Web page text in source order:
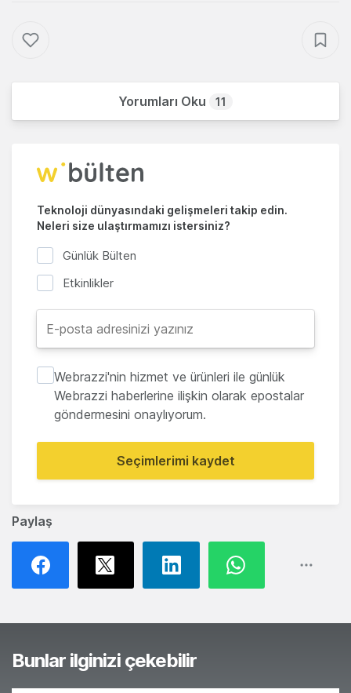
Paylaş
Yorumları Oku 11
Teknoloji dünyasındaki gelişmeleri takip edin.
Neleri size ulaştırmamızı istersiniz?
Günlük Bülten
Etkinlikler
Webrazzi'nin hizmet ve ürünleri ile günlük
Webrazzi haberlerine ilişkin olarak epostalar
göndermesini onaylıyorum.
Seçimlerimi kaydet
Bunlar ilginizi çekebilir